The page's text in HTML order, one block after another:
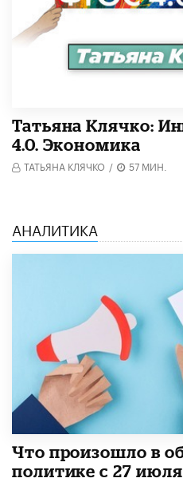
Татьяна Клячко:
4.0. Экономика
ТАТЬЯНА КЛЯЧКО / 57 МИН.
АНАЛИТИКА
​Что произошло в
политике с 27 июля